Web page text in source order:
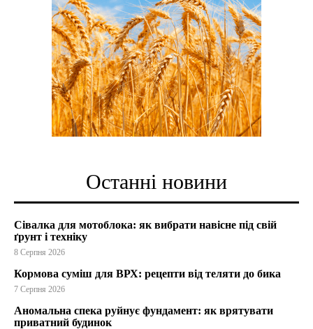
Останні новини
Сівалка для мотоблока: як вибрати навісне під свій
ґрунт і техніку
8 Серпня 2026
Кормова суміш для ВРХ: рецепти від теляти до бика
7 Серпня 2026
Аномальна спека руйнує фундамент: як врятувати
приватний будинок